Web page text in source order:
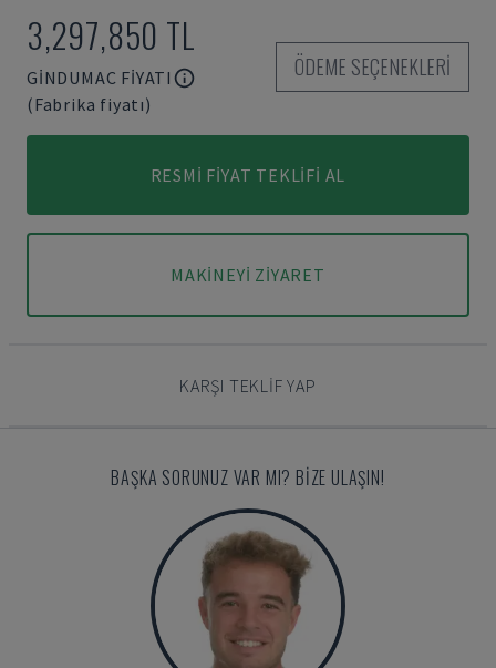
3,297,850 TL
GINDUMAC FIYATI
(Fabrika fiyatı)
ÖDEME SEÇENEKLERI
RESMI FIYAT TEKLIFI AL
MAKINEYI ZIYARET
KARŞI TEKLIF YAP
BAŞKA SORUNUZ VAR MI? BIZE ULAŞIN!